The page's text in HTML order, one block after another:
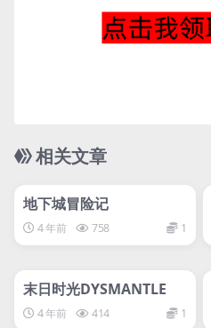
相关文章
地下城冒险记
4 年前 758 1
svip专属
末日时光DYSMANTLE
4 年前 414 1